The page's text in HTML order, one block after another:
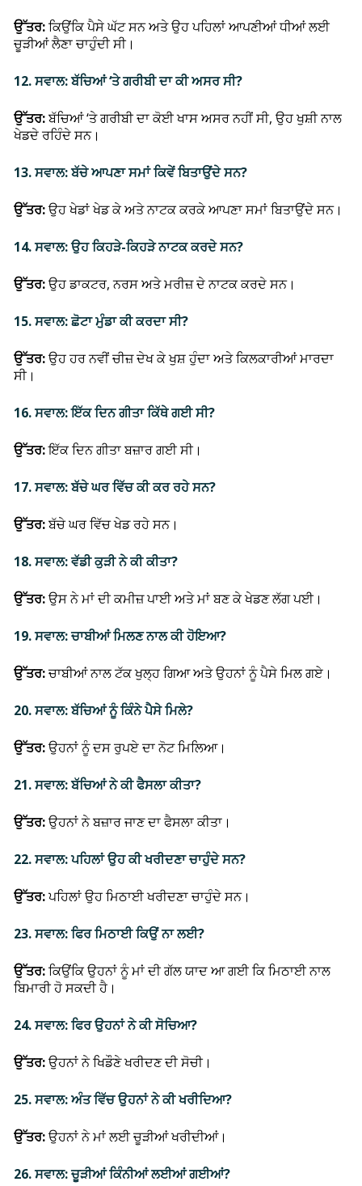
ਉੱਤਰ:ਕਿਉਂਕਿ ਪੈਸੇ ਘੱਟ ਸਨ ਅਤੇ ਉਹ ਪਹਿਲਾਂ ਆਪਣੀਆਂ ਧੀਆਂ ਲਈ
ਚੂੜੀਆਂ ਲੈਣਾ ਚਾਹੁੰਦੀ ਸੀ।
12. ਸਵਾਲ: ਬੱਚਿਆਂ ‘ਤੇ ਗਰੀਬੀ ਦਾ ਕੀ ਅਸਰ ਸੀ?
ਉੱਤਰ:ਬੱਚਿਆਂ ‘ਤੇ ਗਰੀਬੀ ਦਾ ਕੋਈ ਖਾਸ ਅਸਰ ਨਹੀਂ ਸੀ, ਉਹ ਖੁਸ਼ੀ ਨਾਲ
ਖੇਡਦੇ ਰਹਿੰਦੇ ਸਨ।
13. ਸਵਾਲ: ਬੱਚੇ ਆਪਣਾ ਸਮਾਂ ਕਿਵੇਂ ਬਿਤਾਉਂਦੇ ਸਨ?
ਉੱਤਰ:ਉਹ ਖੇਡਾਂ ਖੇਡ ਕੇ ਅਤੇ ਨਾਟਕ ਕਰਕੇ ਆਪਣਾ ਸਮਾਂ ਬਿਤਾਉਂਦੇ ਸਨ।
14. ਸਵਾਲ: ਉਹ ਕਿਹੜੇ-ਕਿਹੜੇ ਨਾਟਕ ਕਰਦੇ ਸਨ?
ਉੱਤਰ:ਉਹ ਡਾਕਟਰ, ਨਰਸ ਅਤੇ ਮਰੀਜ਼ ਦੇ ਨਾਟਕ ਕਰਦੇ ਸਨ।
15. ਸਵਾਲ: ਛੋਟਾ ਮੁੰਡਾ ਕੀ ਕਰਦਾ ਸੀ?
ਉੱਤਰ:ਉਹ ਹਰ ਨਵੀਂ ਚੀਜ਼ ਦੇਖ ਕੇ ਖੁਸ਼ ਹੁੰਦਾ ਅਤੇ ਕਿਲਕਾਰੀਆਂ ਮਾਰਦਾ
ਸੀ।
16. ਸਵਾਲ: ਇੱਕ ਦਿਨ ਗੀਤਾ ਕਿੱਥੇ ਗਈ ਸੀ?
ਉੱਤਰ:ਇੱਕ ਦਿਨ ਗੀਤਾ ਬਜ਼ਾਰ ਗਈ ਸੀ।
17. ਸਵਾਲ: ਬੱਚੇ ਘਰ ਵਿੱਚ ਕੀ ਕਰ ਰਹੇ ਸਨ?
ਉੱਤਰ:ਬੱਚੇ ਘਰ ਵਿੱਚ ਖੇਡ ਰਹੇ ਸਨ।
18. ਸਵਾਲ: ਵੱਡੀ ਕੁੜੀ ਨੇ ਕੀ ਕੀਤਾ?
ਉੱਤਰ:ਉਸ ਨੇ ਮਾਂ ਦੀ ਕਮੀਜ਼ ਪਾਈ ਅਤੇ ਮਾਂ ਬਣ ਕੇ ਖੇਡਣ ਲੱਗ ਪਈ।
19. ਸਵਾਲ: ਚਾਬੀਆਂ ਮਿਲਣ ਨਾਲ ਕੀ ਹੋਇਆ?
ਉੱਤਰ:ਚਾਬੀਆਂ ਨਾਲ ਟੱਕ ਖੁਲ੍ਹ ਗਿਆ ਅਤੇ ਉਹਨਾਂ ਨੂੰ ਪੈਸੇ ਮਿਲ ਗਏ।
20. ਸਵਾਲ: ਬੱਚਿਆਂ ਨੂੰ ਕਿੰਨੇ ਪੈਸੇ ਮਿਲੇ?
ਉੱਤਰ:ਉਹਨਾਂ ਨੂੰ ਦਸ ਰੁਪਏ ਦਾ ਨੋਟ ਮਿਲਿਆ।
21. ਸਵਾਲ: ਬੱਚਿਆਂ ਨੇ ਕੀ ਫੈਸਲਾ ਕੀਤਾ?
ਉੱਤਰ:ਉਹਨਾਂ ਨੇ ਬਜ਼ਾਰ ਜਾਣ ਦਾ ਫੈਸਲਾ ਕੀਤਾ।
22. ਸਵਾਲ: ਪਹਿਲਾਂ ਉਹ ਕੀ ਖਰੀਦਣਾ ਚਾਹੁੰਦੇ ਸਨ?
ਉੱਤਰ:ਪਹਿਲਾਂ ਉਹ ਮਿਠਾਈ ਖਰੀਦਣਾ ਚਾਹੁੰਦੇ ਸਨ।
23. ਸਵਾਲ: ਫਿਰ ਮਿਠਾਈ ਕਿਉਂ ਨਾ ਲਈ?
ਉੱਤਰ:ਕਿਉਂਕਿ ਉਹਨਾਂ ਨੂੰ ਮਾਂ ਦੀ ਗੱਲ ਯਾਦ ਆ ਗਈ ਕਿ ਮਿਠਾਈ ਨਾਲ
ਬਿਮਾਰੀ ਹੋ ਸਕਦੀ ਹੈ।
24. ਸਵਾਲ: ਫਿਰ ਉਹਨਾਂ ਨੇ ਕੀ ਸੋਚਿਆ?
ਉੱਤਰ:ਉਹਨਾਂ ਨੇ ਖਿਡੌਣੇ ਖਰੀਦਣ ਦੀ ਸੋਚੀ।
25. ਸਵਾਲ: ਅੰਤ ਵਿੱਚ ਉਹਨਾਂ ਨੇ ਕੀ ਖਰੀਦਿਆ?
ਉੱਤਰ:ਉਹਨਾਂ ਨੇ ਮਾਂ ਲਈ ਚੂੜੀਆਂ ਖਰੀਦੀਆਂ।
26. ਸਵਾਲ: ਚੂੜੀਆਂ ਕਿੰਨੀਆਂ ਲਈਆਂ ਗਈਆਂ?